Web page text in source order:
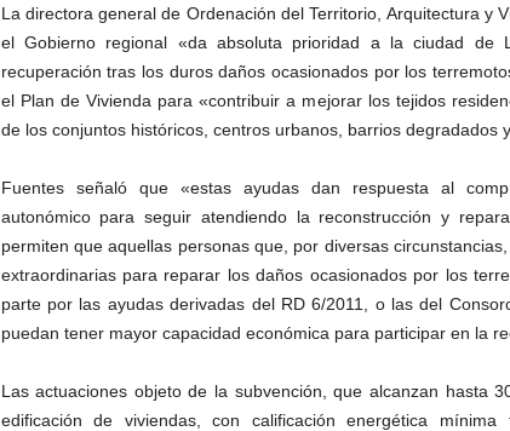
La directora general de Ordenación del Territorio, Arquitectura y
el Gobierno regional «da absoluta prioridad a la ciudad de
recuperación tras los duros daños ocasionados por los
el Plan de Vivienda para «contribuir a mejorar los tejidos
de los conjuntos históricos, centros urbanos, barrios degradados
Fuentes señaló que «estas ayudas dan respuesta al
autonómico para seguir atendiendo la reconstrucción y
permiten que aquellas personas que, por diversas
extraordinarias para reparar los daños ocasionados por los
parte por las ayudas derivadas del RD 6/2011, o las del
puedan tener mayor capacidad económica para participar en la
Las actuaciones objeto de la subvención, que alcanzan hasta
edificación de viviendas, con calificación energética